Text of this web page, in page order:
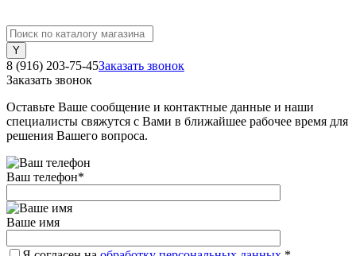
8 (916) 203-75-45Заказать звонок
Заказать звонок
Оставьте Ваше сообщение и контактные данные и наши
специалисты свяжутся с Вами в ближайшее рабочее время для
решения Вашего вопроса.
Ваш телефон*
Ваше имя